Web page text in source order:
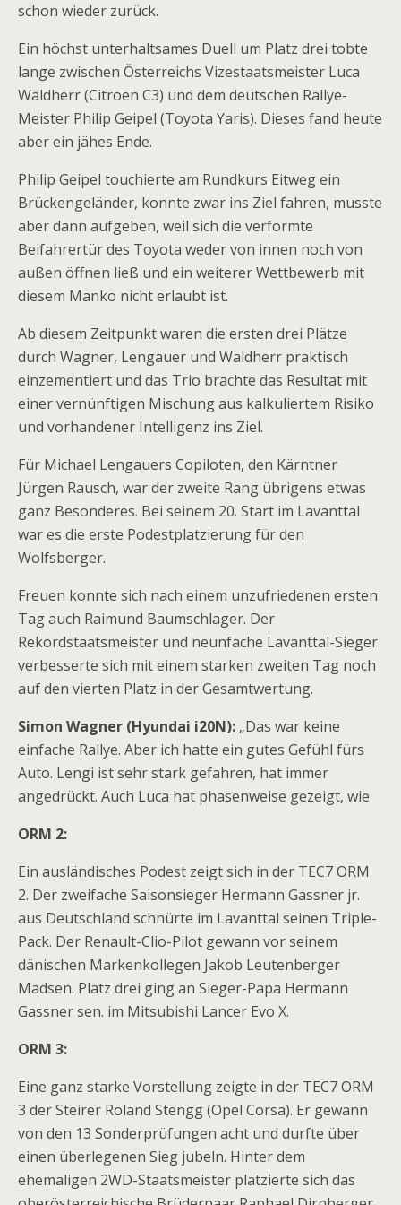
schon wieder zurück.
Ein höchst unterhaltsames Duell um Platz drei tobte
lange zwischen Österreichs Vizestaatsmeister Luca
Waldherr (Citroen C3) und dem deutschen Rallye-
Meister Philip Geipel (Toyota Yaris). Dieses fand heute
aber ein jähes Ende.
Philip Geipel touchierte am Rundkurs Eitweg ein
Brückengeländer, konnte zwar ins Ziel fahren, musste
aber dann aufgeben, weil sich die verformte
Beifahrertür des Toyota weder von innen noch von
außen öffnen ließ und ein weiterer Wettbewerb mit
diesem Manko nicht erlaubt ist.
Ab diesem Zeitpunkt waren die ersten drei Plätze
durch Wagner, Lengauer und Waldherr praktisch
einzementiert und das Trio brachte das Resultat mit
einer vernünftigen Mischung aus kalkuliertem Risiko
und vorhandener Intelligenz ins Ziel.
Für Michael Lengauers Copiloten, den Kärntner
Jürgen Rausch, war der zweite Rang übrigens etwas
ganz Besonderes. Bei seinem 20. Start im Lavanttal
war es die erste Podestplatzierung für den
Wolfsberger.
Freuen konnte sich nach einem unzufriedenen ersten
Tag auch Raimund Baumschlager. Der
Rekordstaatsmeister und neunfache Lavanttal-Sieger
verbesserte sich mit einem starken zweiten Tag noch
auf den vierten Platz in der Gesamtwertung.
Simon Wagner (Hyundai i20N): „Das war keine
einfache Rallye. Aber ich hatte ein gutes Gefühl fürs
Auto. Lengi ist sehr stark gefahren, hat immer
angedrückt. Auch Luca hat phasenweise gezeigt, wie
ORM 2:
Ein ausländisches Podest zeigt sich in der TEC7 ORM
2. Der zweifache Saisonsieger Hermann Gassner jr.
aus Deutschland schnürte im Lavanttal seinen Triple-
Pack. Der Renault-Clio-Pilot gewann vor seinem
dänischen Markenkollegen Jakob Leutenberger
Madsen. Platz drei ging an Sieger-Papa Hermann
Gassner sen. im Mitsubishi Lancer Evo X.
ORM 3:
Eine ganz starke Vorstellung zeigte in der TEC7 ORM
3 der Steirer Roland Stengg (Opel Corsa). Er gewann
von den 13 Sonderprüfungen acht und durfte über
einen überlegenen Sieg jubeln. Hinter dem
ehemaligen 2WD-Staatsmeister platzierte sich das